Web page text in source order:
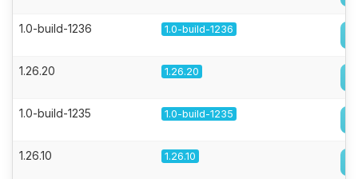
1.0-build-1236 1.0-build-1236
1.26.20 1.26.20
1.0-build-1235 1.0-build-1235
1.26.10 1.26.10